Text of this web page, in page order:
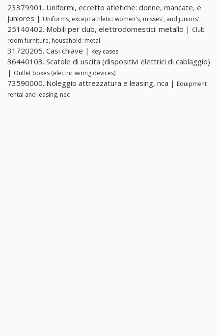
23379901. Uniformi, eccetto atletiche: donne, mancate, e
juniores | Uniforms, except athletic: women's, misses', and juniors'
25140402. Mobili per club, elettrodomestici: metallo | Club
room furniture, household: metal
31720205. Casi chiave | Key cases
36440103. Scatole di uscita (dispositivi elettrici di cablaggio)
| Outlet boxes (electric wiring devices)
73590000. Noleggio attrezzatura e leasing, nca | Equipment
rental and leasing, nec